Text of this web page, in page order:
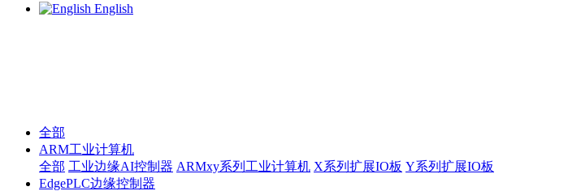
English
全部
ARM工业计算机
全部 工业边缘AI控制器 ARMxy系列工业计算机 X系列扩展IO板 Y系列扩展IO板
EdgePLC边缘控制器